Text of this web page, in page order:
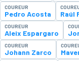
COUREUR
Pedro Acosta Raúl
COUREUR
Aleix Espargaro
COUREUR
Johann Zarco